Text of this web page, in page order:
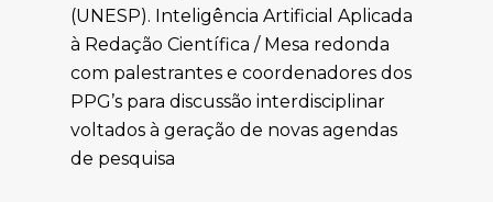
(UNESP). Inteligência Artificial Aplicada
à Redação Científica / Mesa redonda
com palestrantes e coordenadores dos
PPG’s para discussão interdisciplinar
voltados à geração de novas agendas
de pesquisa